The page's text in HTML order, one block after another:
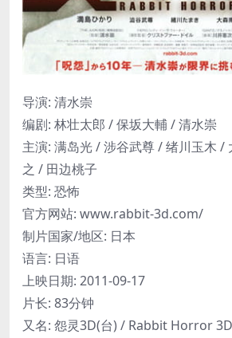
导演: 清水崇
编剧: 林壮太郎 / 保坂大輔 / 清水崇
主演: 满岛光 / 涉谷武尊 / 绪川玉木 /
之 / 田边桃子
类型: 恐怖
官方网站: www.rabbit-3d.com/
制片国家/地区: 日本
语言: 日语
上映日期: 2011-09-17
片长: 83分钟
又名: 怨灵3D(台) / Rabbit Horror